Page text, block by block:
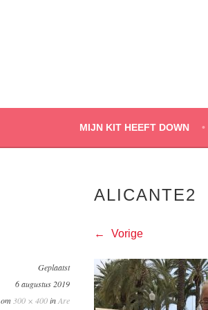
MIJN KIT HEEFT DOWN
ALICANTE2
Vorige
Geplaatst
6 augustus 2019
om 300 × 400inAre